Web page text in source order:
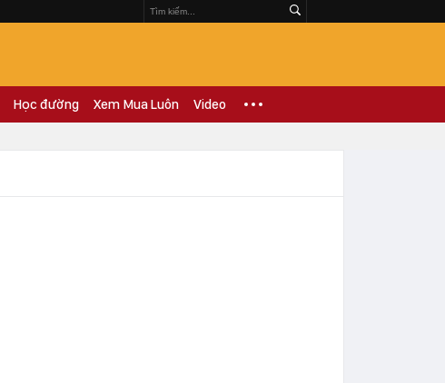
Học đường Xem Mua Luôn Video